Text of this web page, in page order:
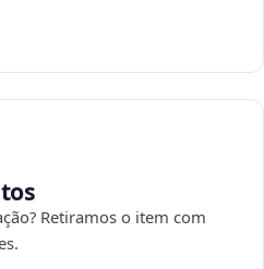
Retiramos o item com